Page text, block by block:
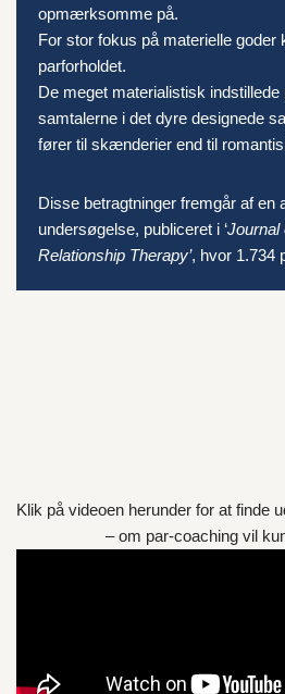
opmærksomme på.
For stor fokus på materielle goder
parforholdet.
De meget materialistisk
samtalerne i det dyre designede
fører til skænderier end til
Disse betragtninger fremgår af en
undersøgelse, publiceret i ‘Journal
Relationship Therapy’, hvor 1.734
Klik på videoen herunder for at finde
– om par-coaching vil